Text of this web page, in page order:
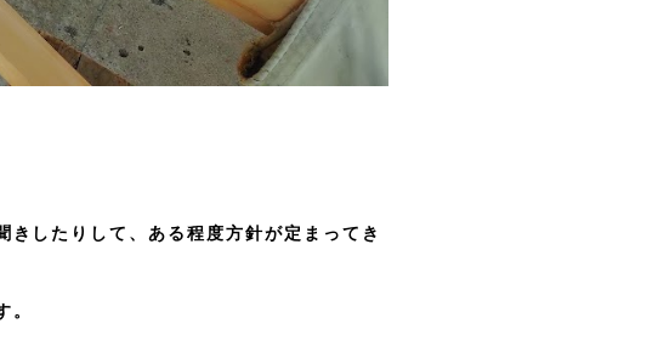
したりして、ある程度方針が定まってき
。